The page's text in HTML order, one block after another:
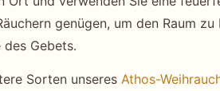
genügen, um den Raum
Gebets.
Sorten unseres Athos-